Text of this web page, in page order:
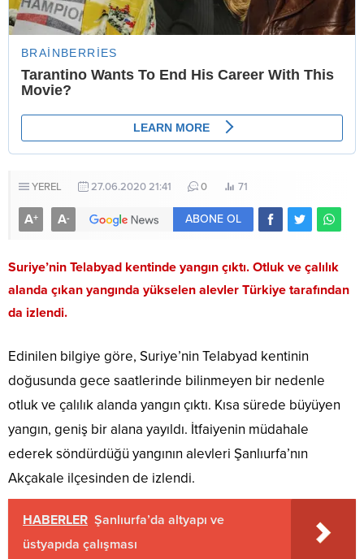
YEREL 27.06.2020 21:41 0 71
A+ A- ABONE OL
Suriye’nin Telabyad kentinde yangın çıktı. Otluk ve çalılık
alanda çıkan yangında yükselen alevler Türkiye tarafından
da izlendi.
Edinilen bilgiye göre, Suriye’nin Telabyad kentinin
doğusunda gece saatlerinde bilinmeyen bir nedenle
otluk ve çalılık alanda yangın çıktı. Kısa sürede büyüyen
yangın, geniş bir alana yayıldı. İtfaiyenin müdahale
ederek söndürdüğü yangının alevleri Şanlıurfa’nın
Akçakale ilçesinden de izlendi.
HABERLER Şanlıurfa’da altyapı ve
üstyapıda çalışması